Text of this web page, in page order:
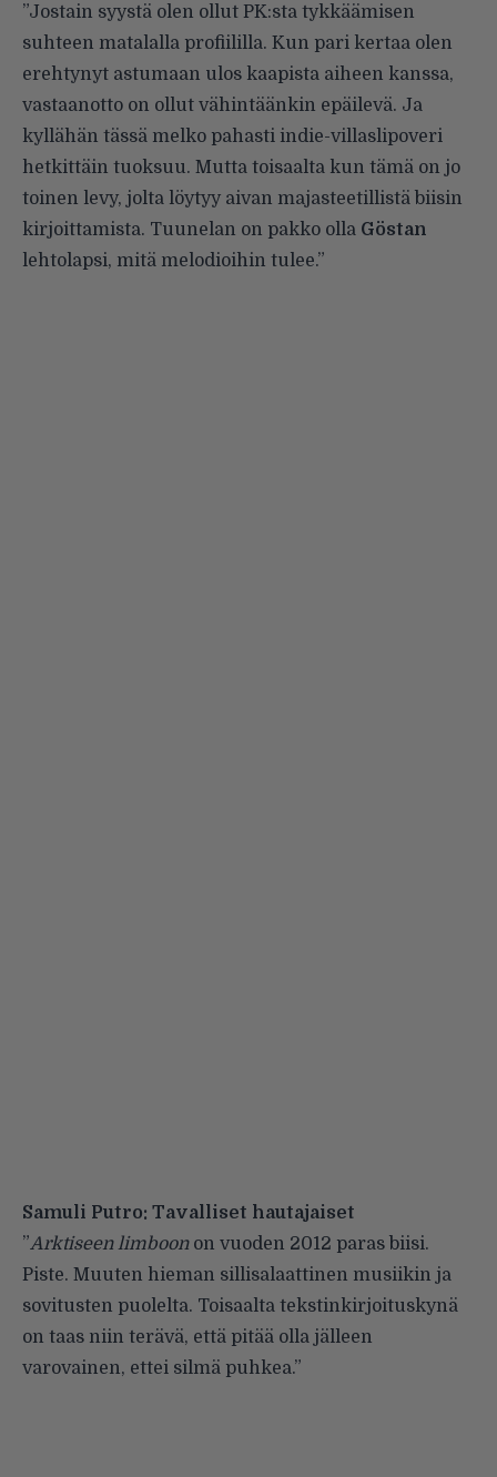
”Jostain syystä olen ollut PK:sta tykkäämisen
suhteen matalalla profiililla. Kun pari kertaa olen
erehtynyt astumaan ulos kaapista aiheen kanssa,
vastaanotto on ollut vähintäänkin epäilevä. Ja
kyllähän tässä melko pahasti indie-villaslipoveri
hetkittäin tuoksuu. Mutta toisaalta kun tämä on jo
toinen levy, jolta löytyy aivan majasteetillistä biisin
kirjoittamista. Tuunelan on pakko olla Göstan
lehtolapsi, mitä melodioihin tulee.”
Samuli Putro: Tavalliset hautajaiset
”Arktiseen limboonon vuoden 2012 paras biisi.
Piste. Muuten hieman sillisalaattinen musiikin ja
sovitusten puolelta. Toisaalta tekstinkirjoituskynä
on taas niin terävä, että pitää olla jälleen
varovainen, ettei silmä puhkea.”